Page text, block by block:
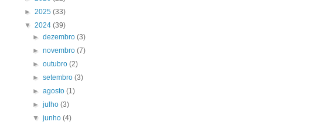
► 2025 (33)
▼ 2024 (39)
►dezembro(3)
►novembro(7)
►outubro(2)
►setembro(3)
►agosto(1)
►julho(3)
▼junho(4)